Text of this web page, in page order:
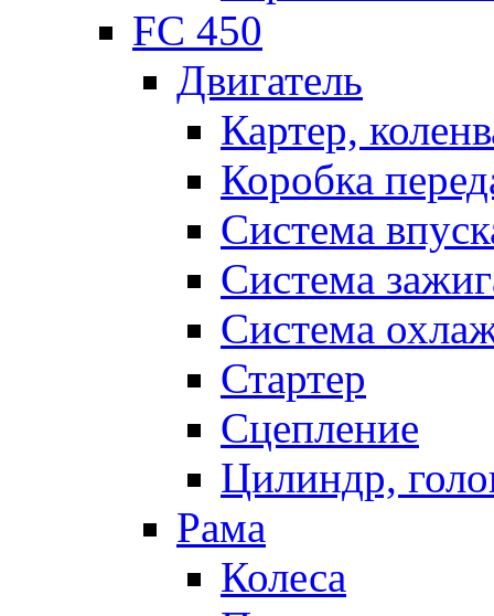
FC 450
Двигатель
Картер,
Коробка
Система
Система
Система
Стартер
Сцепление
Цилиндр,
Рама
Колеса